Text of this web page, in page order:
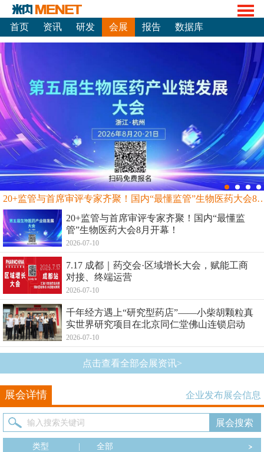
首页 资讯 研发 会展 报告 数据库
20+监管与首席审评专家齐聚！国内“最
20+监管与首席审评专家齐聚！国内“最懂监
管”生物医药大会8月开幕！
2026-07-10
7.17 成都｜药交会·区域增长大会，赋能工商
对接、终端运营
2026-07-10
千年经方遇上“研究型药店”——小柴胡颗粒真
实世界研究项目在北京同仁堂佛山连锁启动
2026-07-10
点击查看全部会展资讯>
展会详情 企业发布展会信息
类型
全部